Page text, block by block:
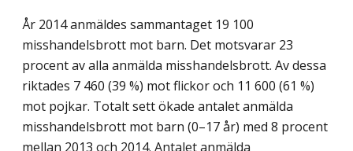
År 2014 anmäldes sammantaget 19 100
misshandelsbrott mot barn. Det motsvarar 23
procent av alla anmälda misshandelsbrott. Av dessa
riktades 7 460 (39 %) mot flickor och 11 600 (61 %)
mot pojkar. Totalt sett ökade antalet anmälda
misshandelsbrott mot barn (0–17 år) med 8 procent
mellan 2013 och 2014. Antalet anmälda